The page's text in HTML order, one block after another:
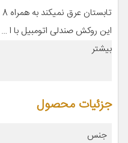
این روکش صندلی اتومبیل با ا …
بیشتر
جزئیات محصول
جنس